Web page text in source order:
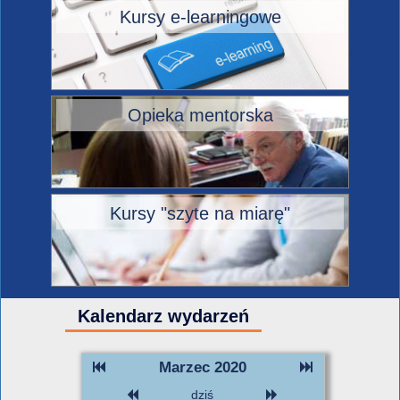
Kursy e-learningowe
Opieka mentorska
Kursy "szyte na miarę"
Kalendarz wydarzeń
Marzec 2020
dziś